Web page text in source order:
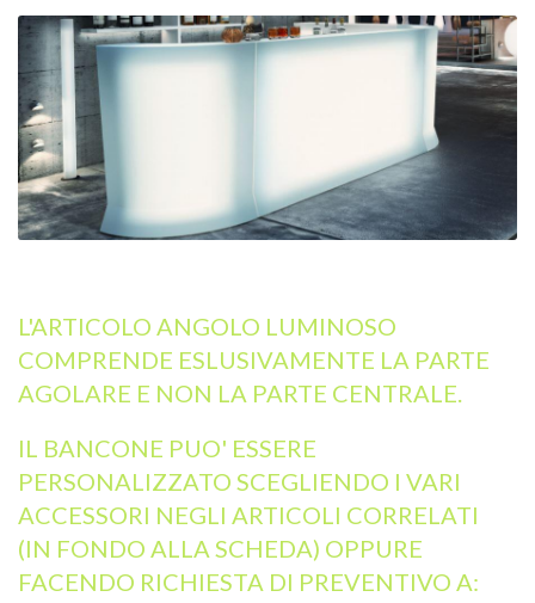
L'ARTICOLO ANGOLO LUMINOSO
COMPRENDE ESLUSIVAMENTE LA PARTE
AGOLARE E NON LA PARTE CENTRALE.
IL BANCONE PUO' ESSERE
PERSONALIZZATO SCEGLIENDO I VARI
ACCESSORI NEGLI ARTICOLI CORRELATI
(IN FONDO ALLA SCHEDA) OPPURE
FACENDO RICHIESTA DI PREVENTIVO A: